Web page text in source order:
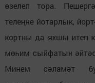
өзелеп тора.
телеңне йотарлык,
кортны да яхшы итеп
мөһим сыйфатын
Минем сәламәт